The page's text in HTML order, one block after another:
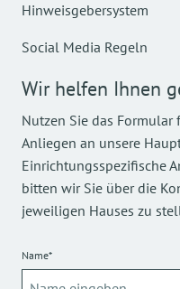
Hinweisgebersystem
Social Media Regeln
Wir helfen Ihnen
Nutzen Sie das
Anliegen an unsere
Einrichtungsspezifische
bitten wir Sie über die
jeweiligen Hauses zu
Name*